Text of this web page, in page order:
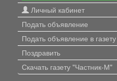
Личный кабинет
Подать объявление
Подать объявление в газету
Поздравить
Скачать газету "Частник-М"